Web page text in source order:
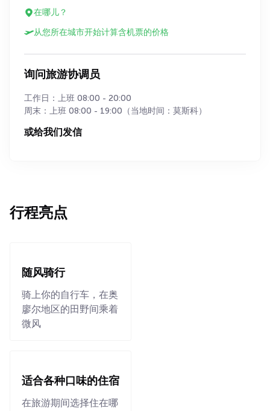
在哪儿？
从您所在城市开始计算含机票的价格
询问旅游协调员
工作日：上班 08:00 - 20:00
周末：上班 08:00 - 19:00（当地时间：莫斯科）
或给我们发信
行程亮点
随风骑行
骑上你的自行车，在奥
廖尔地区的田野间乘着
微风
适合各种口味的住宿
在旅游期间选择住在哪